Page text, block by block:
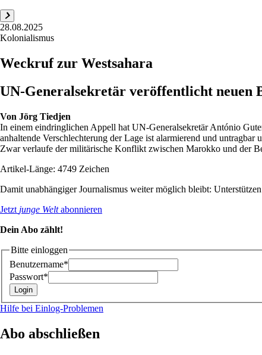
28.08.2025
Kolonialismus
Weckruf zur Westsahara
UN-Generalsekretär veröffentlicht neuen
Von Jörg Tiedjen
In einem eindringlichen Appell hat UN-Generalsekretär António
anhaltende Verschlechterung der Lage ist alarmierend und
Zwar verlaufe der militärische Konflikt zwischen Marokko und der
Artikel-Länge: 4749 Zeichen
Damit unabhängiger Journalismus weiter möglich bleibt:
Jetzt junge Weltabonnieren
Dein Abo zählt!
Bitte einloggen
Benutzername*
Passwort*
Hilfe bei Einlog-Problemen
Abo abschließen